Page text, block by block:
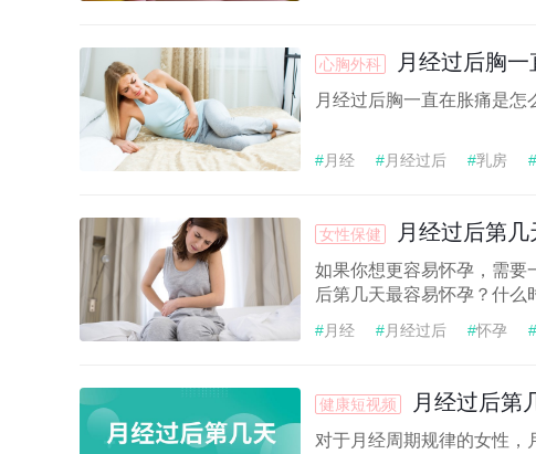
心胸外科 月经过后胸
月经过后胸一直在胀痛是
#月经 #月经过后 #乳房 #
女性保健 月经过后第
如果你想更容易怀孕，需要
后第几天最容易怀孕？什么
#月经 #月经过后 #怀孕 #
健康短视频 月经过后第
对于月经周期规律的女性，